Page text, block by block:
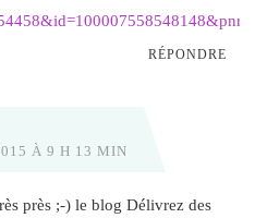
RÉPONDRE
À 9 H 13 MIN
près ;-) le blog Délivrez des